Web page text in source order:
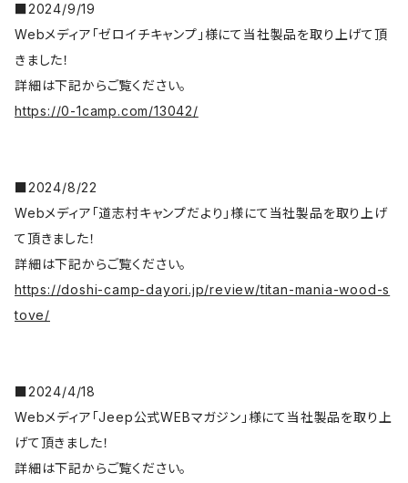
■2024/9/19
Webメディア「ゼロイチキャンプ」様にて当社製品を取り上げて頂
きました！
詳細は下記からご覧ください。
https://0-1camp.com/13042/
■2024/8/22
Webメディア「道志村キャンプだより」様にて当社製品を取り上げ
て頂きました！
詳細は下記からご覧ください。
https://doshi-camp-dayori.jp/review/titan-mania-wood-s
tove/
■2024/4/18
Webメディア「Jeep公式WEBマガジン」様にて当社製品を取り上
げて頂きました！
詳細は下記からご覧ください。